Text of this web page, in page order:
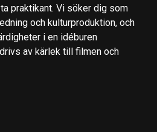
praktikant. Vi söker dig som
och kulturproduktion, och
i en idéburen
av kärlek till filmen och